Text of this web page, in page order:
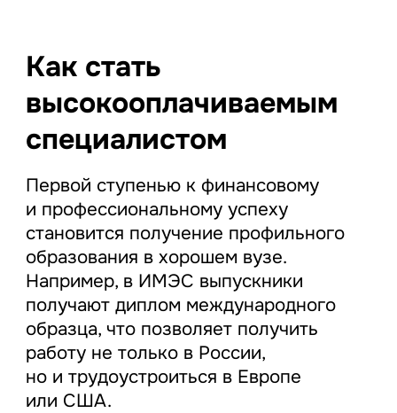
Как стать
высокооплачиваемым
специалистом
Первой ступенью к финансовому
и профессиональному успеху
становится получение профильного
образования в хорошем вузе.
Например, в ИМЭС выпускники
получают диплом международного
образца, что позволяет получить
работу не только в России,
но и трудоустроиться в Европе
или США.